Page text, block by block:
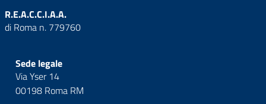
R.E.A.C.C.I.A.A.
di Roma n. 779760
Sede legale
Via Yser 14
00198 Roma RM